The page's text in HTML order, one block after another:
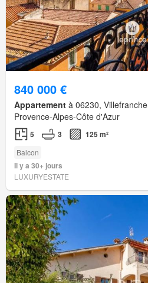
840 000 €
Appartement à 06230,
Provence-Alpes-Côte d'Azur
5 3 125 m²
Balcon
Il y a 30+ jours
LUXURYESTATE